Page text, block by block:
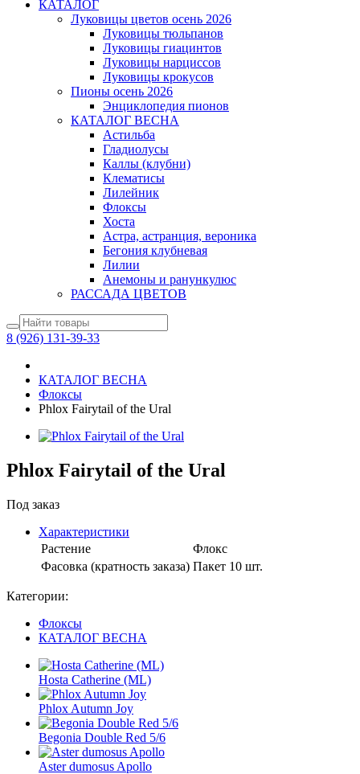
КАТАЛОГ
Луковицы цветов осень 2026
Луковицы тюльпанов
Луковицы гиацинтов
Луковицы нарциссов
Луковицы крокусов
Пионы осень 2026
Энциклопедия пионов
КАТАЛОГ ВЕСНА
Астильба
Гладиолусы
Каллы (клубни)
Клематисы
Лилейник
Флоксы
Хоста
Астра, астранция, вероника
Бегония клубневая
Лилии
Анемоны и ранункулюс
РАССАДА ЦВЕТОВ
8 (926) 131-39-33
КАТАЛОГ ВЕСНА
Флоксы
Phlox Fairytail of the Ural
Phlox Fairytail of the Ural
Под заказ
Характеристики
Растение
Флокс
Фасовка (кратность заказа) Пакет 10 шт.
Категории:
Флоксы
КАТАЛОГ ВЕСНА
Hosta Catherine (ML)
Phlox Autumn Joy
Begonia Double Red 5/6
Aster dumosus Apollo